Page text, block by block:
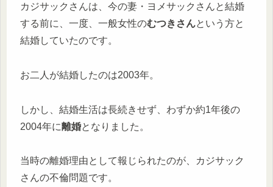
カジサックさんは、今の妻・ヨメサックさんと結婚
する前に、一度、一般女性のむつきさんという方と
結婚していたのです。
お二人が結婚したのは2003年。
しかし、結婚生活は長続きせず、わずか約1年後の
2004年に離婚となりました。
当時の離婚理由として報じられたのが、カジサック
さんの不倫問題です。